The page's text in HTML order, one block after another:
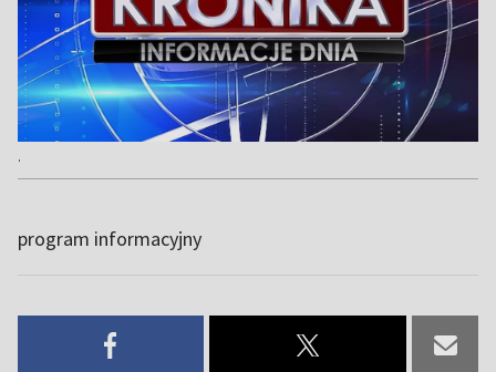
.
program informacyjny